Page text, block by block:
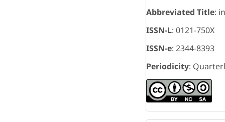
Abbreviated Title:
ISSN-L: 0121-750X
ISSN-e: 2344-8393
Periodicity: